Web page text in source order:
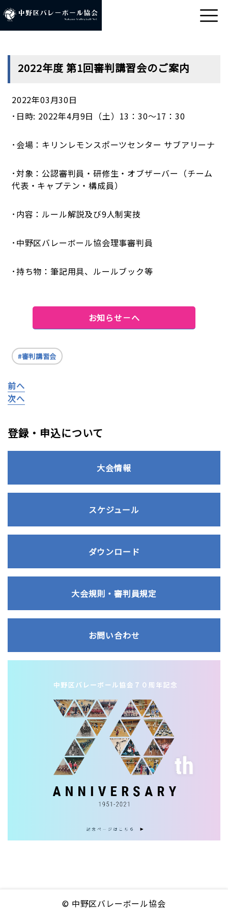
2022年度 第1回審判講習会のご案内
2022年03月30日
･日時: 2022年4月9日（土） 13 ：30～17 ： 30
･会場：キリンレモンスポーツセンター サブアリーナ
･対象：公認審判員・研修生・オブザーバー（チーム
代表・キャプテン・構成員）
･内容：ルール解説及び9人制実技
･中野区バレーボール協会理事審判員
･持ち物：筆記用具、ルールブック等
お知らせ－へ
審判講習会
前へ
次へ
登録・申込について
大会情報
スケジュール
ダウンロード
大会規則・審判員規定
お問い合わせ
© 中野区バレーボール協会